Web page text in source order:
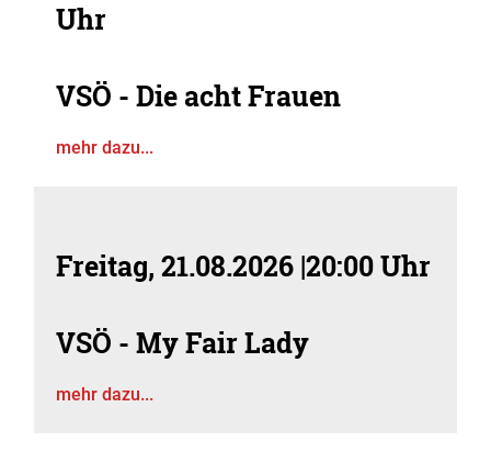
Uhr
VSÖ - Die acht Frauen
mehr dazu...
Freitag, 21.08.2026 |20:00 Uhr
VSÖ - My Fair Lady
mehr dazu...